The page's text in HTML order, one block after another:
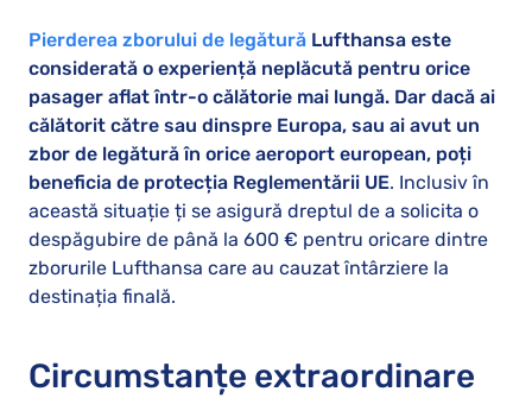
Pierderea zborului de legătură Lufthansa este
considerată o experiență neplăcută pentru orice
pasager aflat într-o călătorie mai lungă. Dar dacă ai
călătorit către sau dinspre Europa, sau ai avut un
zbor de legătură în orice aeroport european, poți
beneficia de protecția Reglementării UE. Inclusiv în
această situație ți se asigură dreptul de a solicita o
despăgubire de până la 600 € pentru oricare dintre
zborurile Lufthansa care au cauzat întârziere la
destinația finală.
Circumstanțe extraordinare